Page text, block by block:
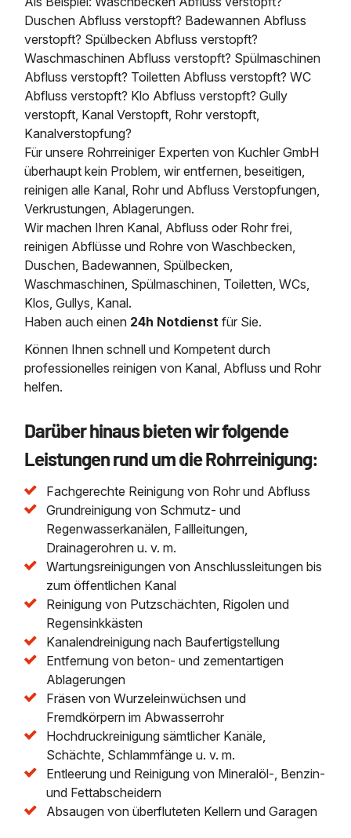
Duschen Abfluss verstopft? Badewannen Abfluss
verstopft? Spülbecken Abfluss verstopft?
Waschmaschinen Abfluss verstopft? Spülmaschinen
Abfluss verstopft? Toiletten Abfluss verstopft? WC
Abfluss verstopft? Klo Abfluss verstopft? Gully
verstopft, Kanal Verstopft, Rohr verstopft,
Kanalverstopfung?
Für unsere Rohrreiniger Experten von Kuchler GmbH
überhaupt kein Problem, wir entfernen, beseitigen,
reinigen alle Kanal, Rohr und Abfluss Verstopfungen,
Verkrustungen, Ablagerungen.
Wir machen Ihren Kanal, Abfluss oder Rohr frei,
reinigen Abflüsse und Rohre von Waschbecken,
Duschen, Badewannen, Spülbecken,
Waschmaschinen, Spülmaschinen, Toiletten, WCs,
Klos, Gullys, Kanal.
Haben auch einen 24h Notdienst für Sie.
Können Ihnen schnell und Kompetent durch
professionelles reinigen von Kanal, Abfluss und Rohr
helfen.
Darüber hinaus bieten wir folgende
Leistungen rund um die Rohrreinigung:
Fachgerechte Reinigung von Rohr und Abfluss
Grundreinigung von Schmutz- und
Regenwasserkanälen, Fallleitungen,
Drainagerohren u. v. m.
Wartungsreinigungen von Anschlussleitungen bis
zum öffentlichen Kanal
Reinigung von Putzschächten, Rigolen und
Regensinkkästen
Kanalendreinigung nach Baufertigstellung
Entfernung von beton- und zementartigen
Ablagerungen
Fräsen von Wurzeleinwüchsen und
Fremdkörpern im Abwasserrohr
Hochdruckreinigung sämtlicher Kanäle,
Schächte, Schlammfänge u. v. m.
Entleerung und Reinigung von Mineralöl-, Benzin-
und Fettabscheidern
Absaugen von überfluteten Kellern und Garagen